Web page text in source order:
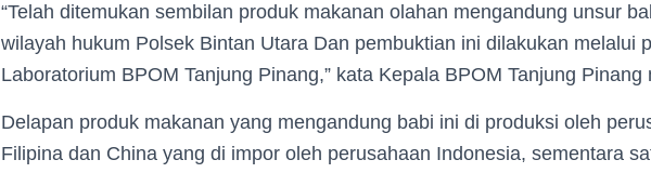
“Telah ditemukan sembilan produk makanan olahan mengandung unsur
wilayah hukum Polsek Bintan Utara Dan pembuktian ini dilakukan melalui
Laboratorium BPOM Tanjung Pinang,” kata Kepala BPOM Tanjung Pinang
Delapan produk makanan yang mengandung babi ini di produksi oleh
Filipina dan China yang di impor oleh perusahaan Indonesia, sementara